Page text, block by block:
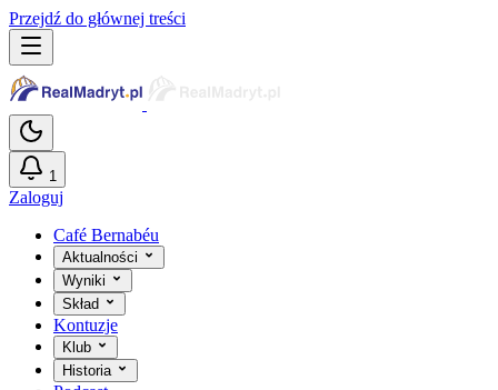
Przejdź do głównej treści
1
Zaloguj
Café Bernabéu
Aktualności
Wyniki
Skład
Kontuzje
Klub
Historia